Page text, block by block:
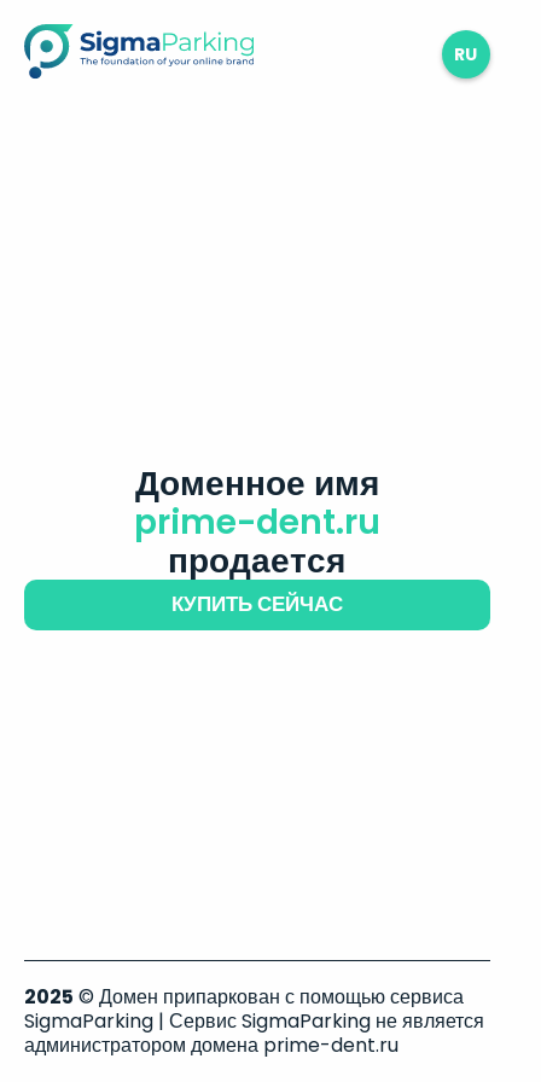
RU
Доменное имя
prime-dent.ru
продается
КУПИТЬ СЕЙЧАС
2025 © Домен припаркован с помощью сервиса
SigmaParking | Сервис SigmaParking не является
администратором домена prime-dent.ru